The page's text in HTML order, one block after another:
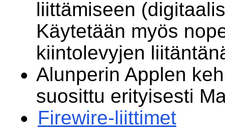
liittämiseen
Käytetään myös
kiintolevyjen
Alunperin Applen
suosittu erityisesti
Firewire-liittimet